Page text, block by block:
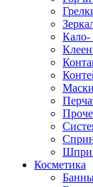
Кало-
Маски
Косметика